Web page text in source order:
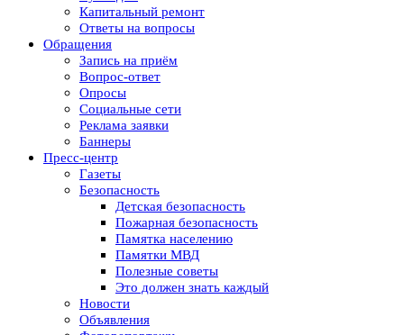
Капитальный ремонт
Ответы на вопросы
Обращения
Запись на приём
Вопрос-ответ
Опросы
Социальные сети
Реклама заявки
Баннеры
Пресс-центр
Газеты
Безопасность
Детская безопасность
Пожарная безопасность
Памятка населению
Памятки МВД
Полезные советы
Это должен знать каждый
Новости
Объявления